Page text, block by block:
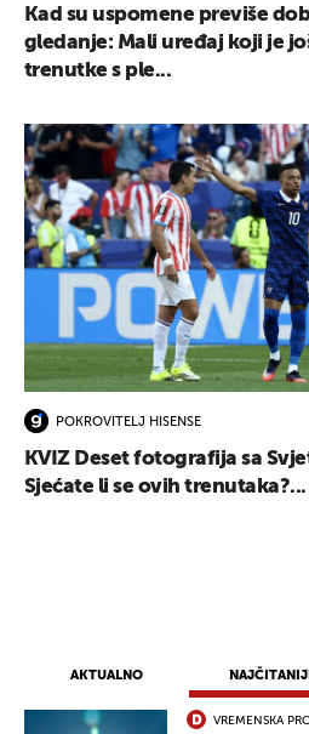
AKTUALNO
VREMENSKA
Kad su uspomene previše
gledanje: Mali uređaj koji je
trenutke s ple...
POKROVITELJ HISENSE
KVIZ Deset fotografija sa
Sjećate li se ovih trenutaka?...